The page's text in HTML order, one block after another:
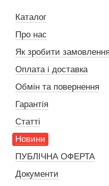
Каталог
Про нас
Як зробити замовлення
Оплата і доставка
Обмін та повернення
Гарантія
Статті
Новини
ПУБЛІЧНА ОФЕРТА
Документи